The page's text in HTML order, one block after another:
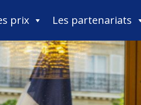
prix Les partenariats